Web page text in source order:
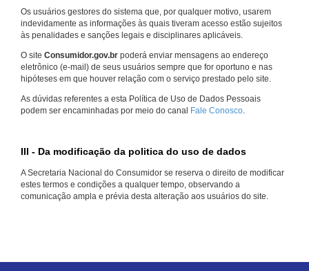
Os usuários gestores do sistema que, por qualquer motivo, usarem
indevidamente as informações às quais tiveram acesso estão sujeitos
às penalidades e sanções legais e disciplinares aplicáveis.
O site Consumidor.gov.br poderá enviar mensagens ao endereço
eletrônico (e-mail) de seus usuários sempre que for oportuno e nas
hipóteses em que houver relação com o serviço prestado pelo site.
As dúvidas referentes a esta Política de Uso de Dados Pessoais
podem ser encaminhadas por meio do canal Fale Conosco.
III - Da modificação da politica do uso de dados
A Secretaria Nacional do Consumidor se reserva o direito de modificar
estes termos e condições a qualquer tempo, observando a
comunicação ampla e prévia desta alteração aos usuários do site.